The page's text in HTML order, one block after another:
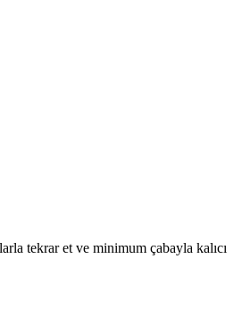
tekrar et ve minimum çabayla kalıcı